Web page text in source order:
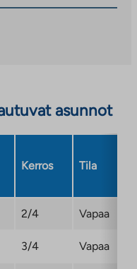
asunnot
Kerros Tila
2/4 Vapaa
3/4 Vapaa